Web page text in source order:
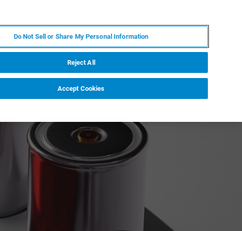
Do Not Sell or Share My Personal Information
Reject All
Accept Cookies